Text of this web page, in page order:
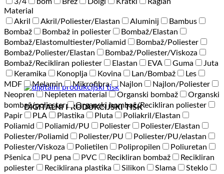
DIGITALNI PRODUKCIJSKI TISK
Material
Akril
Akril/Poliester/Elastan Aluminij
Bambus
Bombaž
Bombaž in poliester
Bombaž/Elastan
Bombaž/Elastomultiester/Poliamid
Bombaž/Poliester
Bombaž/Poliester/Elastan
Bombaž/Poliester/Viskoza
Bombaž/Recikliran poliester
Elastan EVA Guma
Juta
Keramika
Konoplja Kovina Lan/Bombaž
Les
MDF
Melamin Mikrofibra Najlon
Najlon/Poliester
Neopren
Nepleten material Organski bombaž
Organski
bombaž/poliester
Organski bombaž/Recikliran poliester
Papir
PLA Plastika Pluta
Poliakril/Elastan
Poliamid
Poliamid/PU Poliester
Poliester/Elastan
Poliester/Poliamid
Poliester/PU
Poliester/PU/elastan
Poliester/Viskoza
Polietilen Polipropilen
Poliuretan
Pšenica
PU pena PVC Recikliran bombaž
Recikliran
poliester
Reciklirana plastika Silikon Slama
Steklo